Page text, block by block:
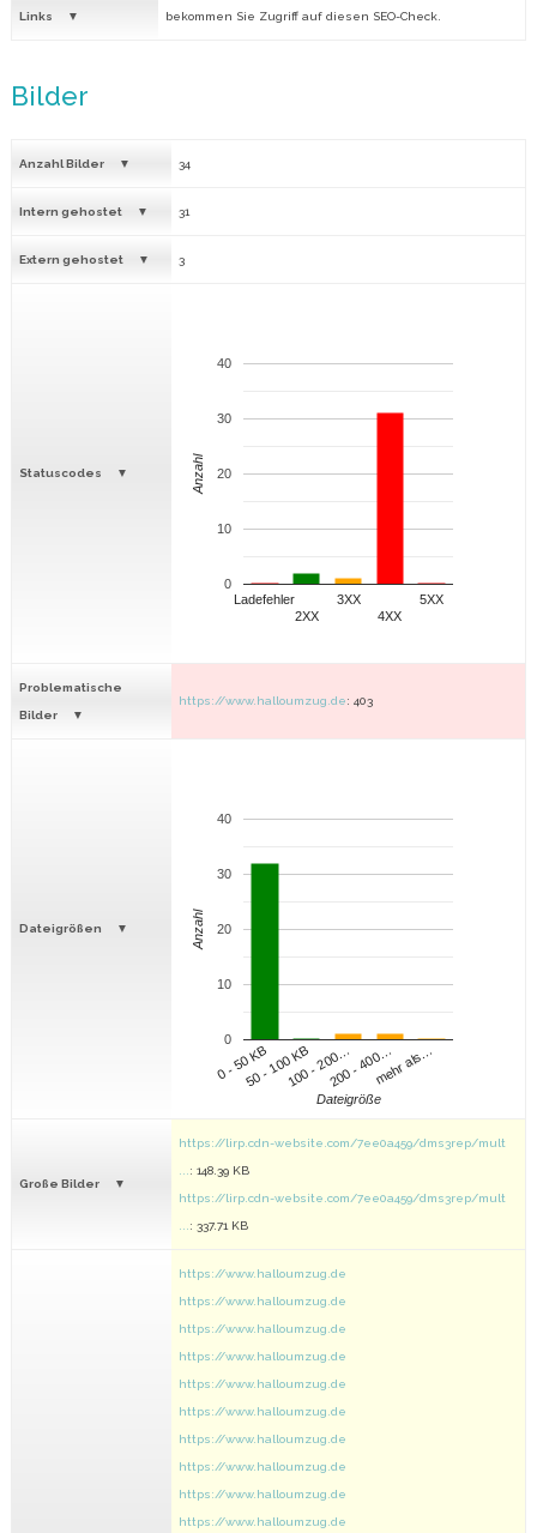
Links bekommen Sie Zugriff auf diesen SEO-Check.
Bilder
Anzahl Bilder 34
Intern gehostet 31
Extern gehostet 3
Statuscodes
Ladefehler
2XX
3XX
4XX
5XX
0
10
20
30
40
Anzahl
Problematische
Bilder
https://www.halloumzug.de: 403
Dateigrößen
0 - 50 KB50 - 100 KB100 - 200…200 - 400…mehr als…
0
10
20
30
40
Dateigröße
Anzahl
Große Bilder
https://lirp.cdn-website.com/7ee0a459/dms3rep/mult
: 148.39 KB
https://lirp.cdn-website.com/7ee0a459/dms3rep/mult
: 337.71 KB
https://www.halloumzug.de
https://www.halloumzug.de
https://www.halloumzug.de
https://www.halloumzug.de
https://www.halloumzug.de
https://www.halloumzug.de
https://www.halloumzug.de
https://www.halloumzug.de
https://www.halloumzug.de
https://www.halloumzug.de